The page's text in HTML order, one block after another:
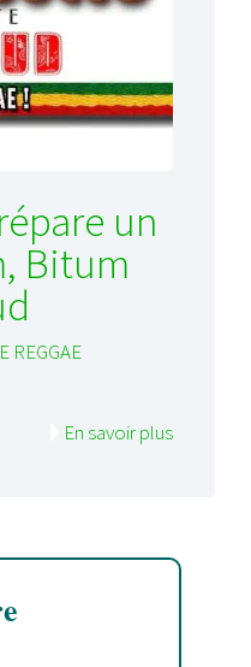
un
Bitum
REGGAE
En savoir plus